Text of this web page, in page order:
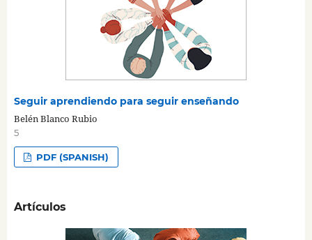
Seguir aprendiendo para seguir enseñando
Belén Blanco Rubio
5
PDF (SPANISH)
Artículos